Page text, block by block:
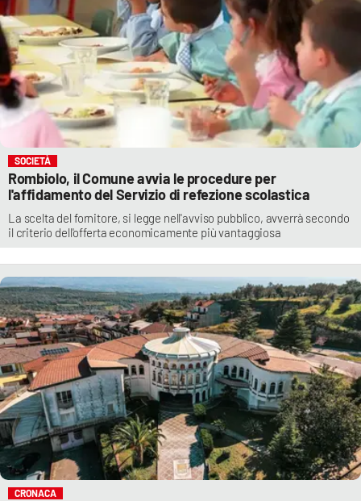
APPLE
SOCIETÀ
Rombiolo, il Comune avvia le procedure per
l'affidamento del Servizio di refezione scolastica
La scelta del fornitore, si legge nell'avviso pubblico, avverrà secondo
il criterio dell'offerta economicamente più vantaggiosa
CRONACA